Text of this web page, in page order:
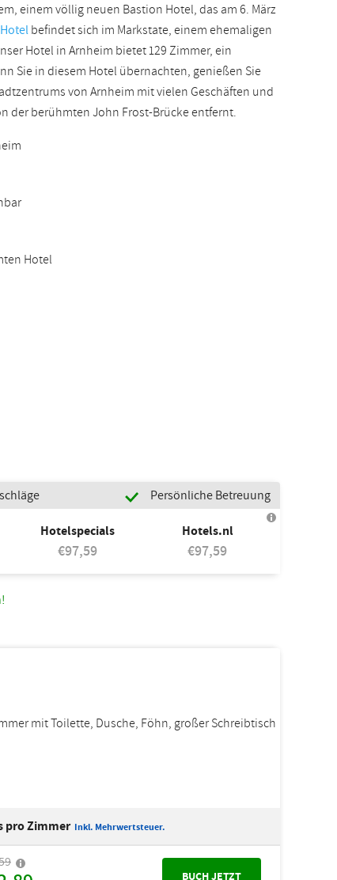
Slowakisch
einem völlig neuen Bastion Hotel, das am 6. März
befindet sich im Markstate, einem ehemaligen
Hotel in Arnheim bietet 129 Zimmer, ein
Sie in diesem Hotel übernachten, genießen Sie
von Arnheim mit vielen Geschäften und
der berühmten John Frost-Brücke entfernt.
Hotel
Persönliche Betreuung
Hotelspecials
€97,59
Hotels.nl
€97,59
mit Toilette, Dusche, Föhn, großer Schreibtisch
pro Zimmer Inkl. Mehrwertsteuer.
BUCH JETZT